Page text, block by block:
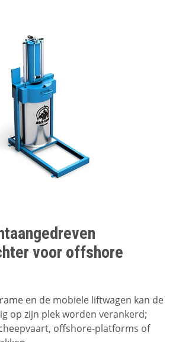
voor offshore
en de mobiele liftwagen kan de
op zijn plek worden verankerd;
offshore-platforms of